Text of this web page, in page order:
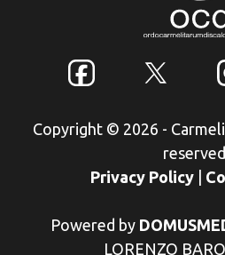
Copyright © 2026 -
reserved
Privacy Policy
Powered by
LORENZO